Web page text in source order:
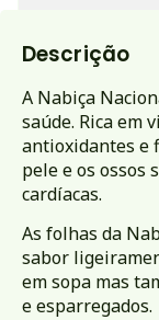
Descrição
A Nabiça
saúde. Rica em
antioxidantes e
pele e os ossos
cardíacas.
As folhas da
sabor
em sopa mas
e esparregados.